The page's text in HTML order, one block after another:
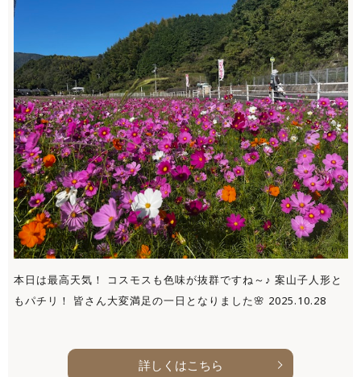
本日は最高天気！ コスモスも色味が抜群ですね～♪ 案山子人形と
もパチリ！ 皆さん大変満足の一日となりました🌸 2025.10.28
詳しくはこちら